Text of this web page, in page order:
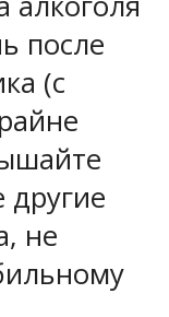
после
(с
другие
не